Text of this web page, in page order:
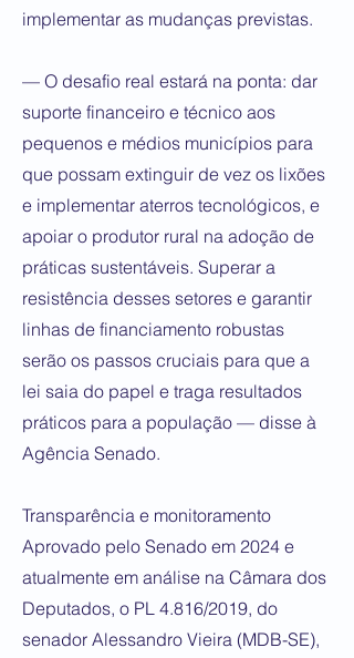
implementar as mudanças previstas.
— O desafio real estará na ponta: dar
suporte financeiro e técnico aos
pequenos e médios municípios para
que possam extinguir de vez os lixões
e implementar aterros tecnológicos, e
apoiar o produtor rural na adoção de
práticas sustentáveis. Superar a
resistência desses setores e garantir
linhas de financiamento robustas
serão os passos cruciais para que a
lei saia do papel e traga resultados
práticos para a população — disse à
Agência Senado.
Transparência e monitoramento
Aprovado pelo Senado em 2024 e
atualmente em análise na Câmara dos
Deputados, o PL 4.816/2019, do
senador Alessandro Vieira (MDB-SE),